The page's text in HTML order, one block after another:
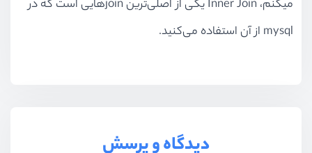
میکنم، Inner Join یکی از اصلی‌ترین joinهایی است که در
mysql از آن استفاده می‌کنید.
دیدگاه و پرسش